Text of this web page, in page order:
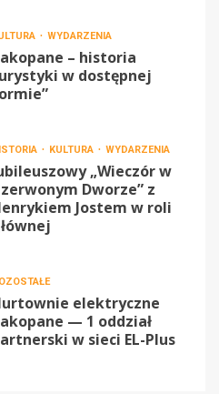
WYDARZENIA
– historia
w dostępnej
KULTURA WYDARZENIA
„Wieczór w
Dworze” z
Jostem w roli
elektryczne
— 1 oddział
w sieci EL-Plus